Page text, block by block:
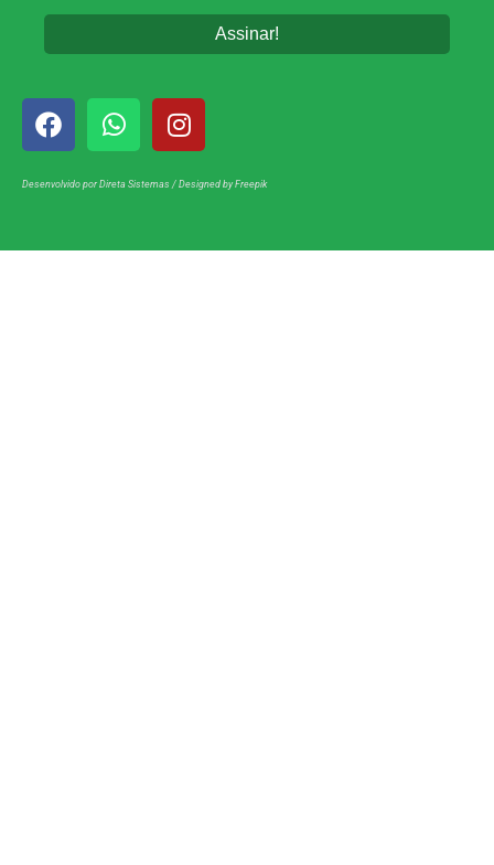
Desenvolvido por Direta Sistemas / Designed by Freepik